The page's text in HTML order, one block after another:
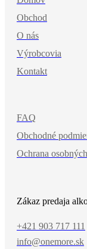
Obchod
O nás
Výrobcovia
Kontakt
FAQ
Obchodné
Ochrana
Zákaz predaja
+421 903 717 111
info@onemore.sk